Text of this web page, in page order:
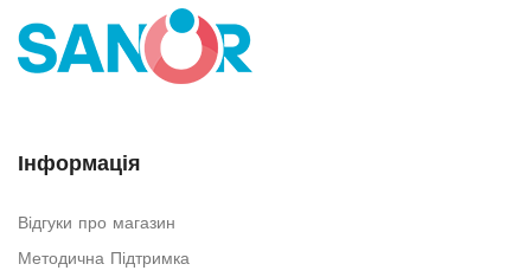
Інформація
Відгуки про магазин
Методична Підтримка